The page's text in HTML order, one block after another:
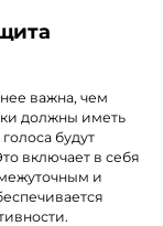
важна, чем
должны иметь
будут
включает в себя
и